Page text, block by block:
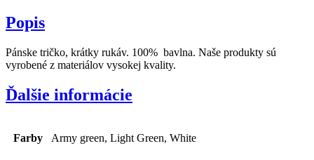
Popis
Pánske tričko, krátky rukáv. 100% bavlna. Naše produkty sú
vyrobené z materiálov vysokej kvality.
Ďalšie informácie
Farby Army green, Light Green, White